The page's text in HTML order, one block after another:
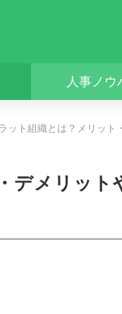
人事ノウ
ット組織とは？メリット
デメリット